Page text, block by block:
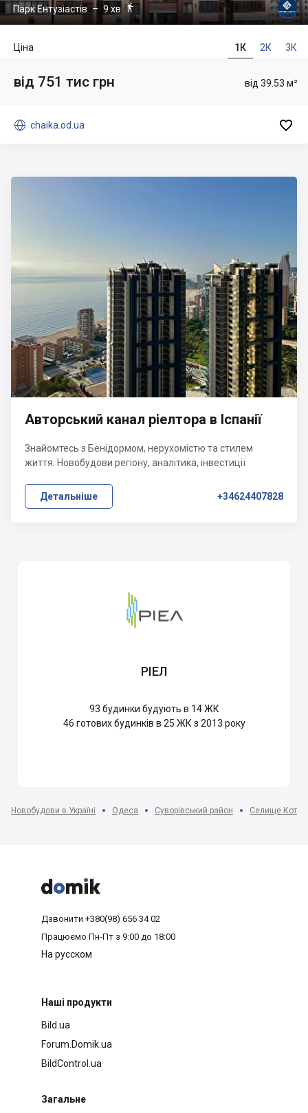
Парк Ентузіастів – 9 хв. 
1К 2К 3К
Ціна
від 39.53 м²
від 751 тис грн
 chaika.od.ua 
Авторський канал ріелтора в Іспанії
Знайомтесь з Бенідормом, нерухомістю та стилем
життя. Новобудови регіону, аналітика, інвестиції
Детальніше +34624407828
РІЕЛ
93 будинки будують в 14 ЖК
46 готових будинків в 25 ЖК з 2013 року
Новобудови в Україні Одеса Суворівський район Селище



Дзвонити +380(98) 656 34 02
Працюємо Пн-Пт з 9:00 до 18:00
На русском
Наші продукти
Bild.ua
Forum.Domik.ua
BildControl.ua
Загальне